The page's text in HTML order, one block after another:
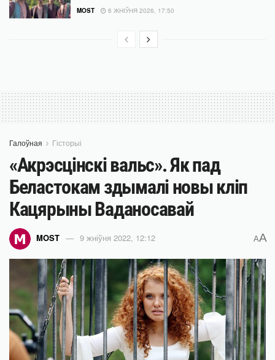
MOST 6 ЖНІЎНЯ 2026, 17:50
Галоўная Гісторыі
«Акрэсцінскі вальс». Як пад
Беластокам здымалі новы кліп
Кацярыны Ваданосавай
MOST 9 жніўня 2022, 12:12 AA